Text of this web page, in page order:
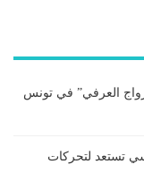
العرفي” في تونس
تستعد لتحركات